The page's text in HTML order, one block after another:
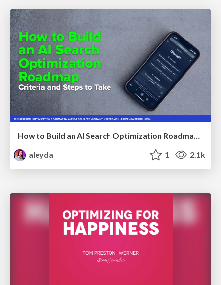
How to Build an AI Search Optimization Roadmap - Criteria and Steps to Take #SEOIRL
aleyda
1 2.1k